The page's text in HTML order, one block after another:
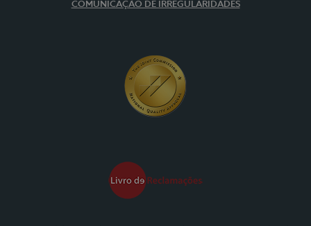
COMUNICAÇÃO DE IRREGULARIDADES